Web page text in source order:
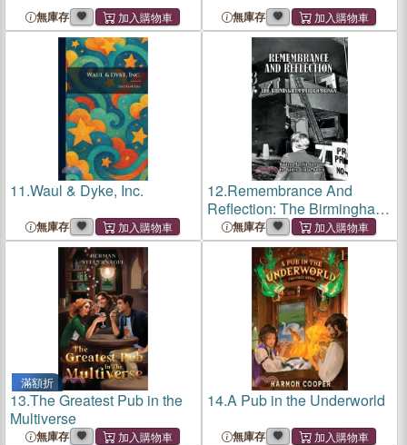
無庫存 無庫存
11.Waul & Dyke, Inc.
無庫存
12.Remembrance And
Reflection: The Birmingham
Pub Bombings
無庫存
滿額折
13.The Greatest Pub in the
Multiverse
無庫存
14.A Pub in the Underworld
無庫存